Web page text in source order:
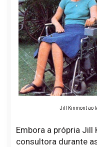
Jill Kinmont ao
Embora a própria Jill
consultora durante